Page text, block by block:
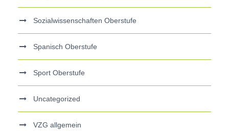
Sozialwissenschaften Oberstufe
Spanisch Oberstufe
Sport Oberstufe
Uncategorized
VZG allgemein